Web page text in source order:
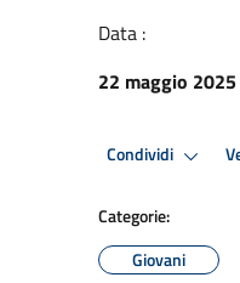
Data :
22 maggio 2025
Condividi
Categorie:
Giovani